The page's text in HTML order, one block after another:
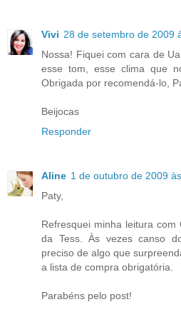
Vivi 28 de setembro de 2009
Nossa! Fiquei com cara de
esse tom, esse clima que
Obrigada por recomendá-lo,
Beijocas
Responder
Aline 1 de outubro de 2009
Paty,
Refresquei minha leitura
da Tess. Às vezes canso
preciso de algo que
a lista de compra obrigatória.
Parabéns pelo post!